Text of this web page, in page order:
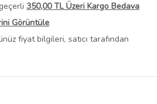
350,00 TL Üzeri Kargo Bedava
Görüntüle
fiyat bilgileri, satıcı tarafından